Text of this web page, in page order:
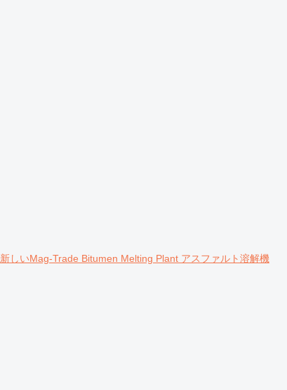
新しいMag-Trade Bitumen Melting Plant アスファルト溶解機